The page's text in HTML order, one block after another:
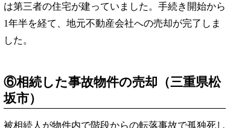
は第三者の住宅が建っていました。手続き開始から
1年半を経て、地元不動産会社への売却が完了しま
した。
⑥相続した事故物件の売却（三重県松
坂市）
被相続人が物件内で階段からの転落事故で孤独死し